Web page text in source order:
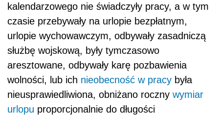
kalendarzowego nie świadczyły pracy, a w tym
czasie przebywały na urlopie bezpłatnym,
urlopie wychowawczym, odbywały zasadniczą
służbę wojskową, były tymczasowo
aresztowane, odbywały karę pozbawienia
wolności, lub ich nieobecność w pracy była
nieusprawiedliwiona, obniżano roczny wymiar
urlopu proporcjonalnie do długości